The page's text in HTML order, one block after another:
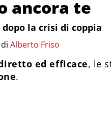
ancora te
la crisi di coppia
Alberto Friso
ed efficace, le
.